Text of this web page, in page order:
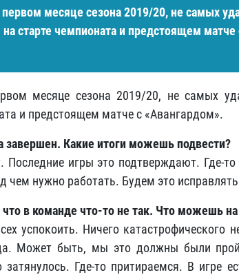
месяце сезона 2019/20, не самых
старте чемпионата и предстоящем матче
месяце сезона 2019/20, не самых
и предстоящем матче с «Авангардом».
Какие итоги можешь подвести?
игры это подтверждают. Где-то
нужно работать. Будем это
в команде что-то не так. Что можешь на
успокоить. Ничего катастрофического
Может быть, мы это должны были
затянулось. Где-то притираемся. В игре